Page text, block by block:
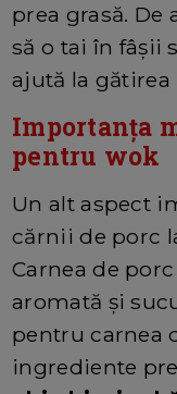
prea grasă. De
să o tai în fâșii
ajută la
Importanța
pentru wok
Un alt aspect
cărnii de porc
Carnea de
aromată și
pentru carnea
ingrediente